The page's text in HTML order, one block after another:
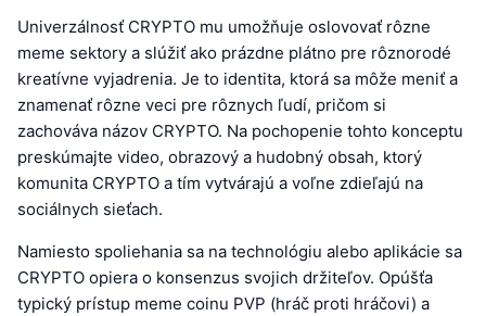
Univerzálnosť CRYPTO mu umožňuje oslovovať rôzne
meme sektory a slúžiť ako prázdne plátno pre rôznorodé
kreatívne vyjadrenia. Je to identita, ktorá sa môže meniť a
znamenať rôzne veci pre rôznych ľudí, pričom si
zachováva názov CRYPTO. Na pochopenie tohto konceptu
preskúmajte video, obrazový a hudobný obsah, ktorý
komunita CRYPTO a tím vytvárajú a voľne zdieľajú na
sociálnych sieťach.
Namiesto spoliehania sa na technológiu alebo aplikácie sa
CRYPTO opiera o konsenzus svojich držiteľov. Opúšťa
typický prístup meme coinu PVP (hráč proti hráčovi) a